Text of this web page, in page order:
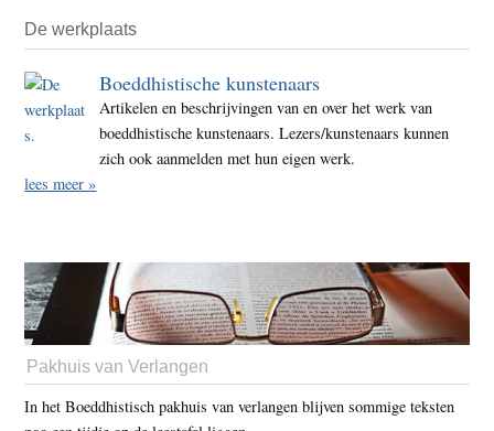
De werkplaats
Boeddhistische kunstenaars
Artikelen en beschrijvingen van en over het werk van
boeddhistische kunstenaars. Lezers/kunstenaars kunnen
zich ook aanmelden met hun eigen werk.
lees meer »
Pakhuis van Verlangen
In het Boeddhistisch pakhuis van verlangen blijven sommige teksten